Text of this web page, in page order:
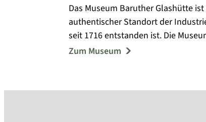
Das Museum Baruther Glashütte
authentischer Standort der
seit 1716 entstanden ist. Die
(Bj. 1894) und „Haus am
Glasfertigung von
Zum Museum